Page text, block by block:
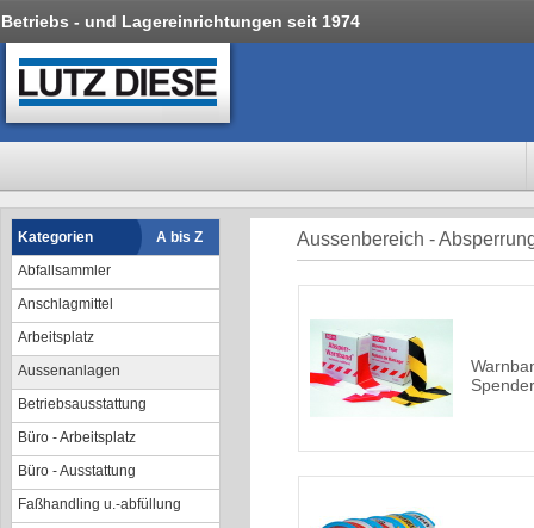
Betriebs - und Lagereinrichtungen seit 1974
Kategorien
A bis Z
Abfallsammler
Anschlagmittel
Arbeitsplatz
Aussenanlagen
Betriebsausstattung
Büro - Arbeitsplatz
Büro - Ausstattung
Faßhandling u.-abfüllung
Aussenbereich -